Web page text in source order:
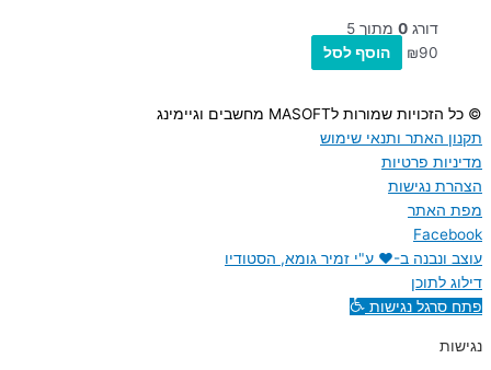
דורג 0 מתוך 5
₪90 הוסף לסל
© כל הזכויות שמורות לMASOFT מחשבים וגיימינג
תקנון האתר ותנאי שימוש
מדיניות פרטיות
הצהרת נגישות
מפת האתר
Facebook
עוצב ונבנה ב-♥︎ ע"י זמיר גומא, הסטודיו
דילוג לתוכן
פתח סרגל נגישות
נגישות